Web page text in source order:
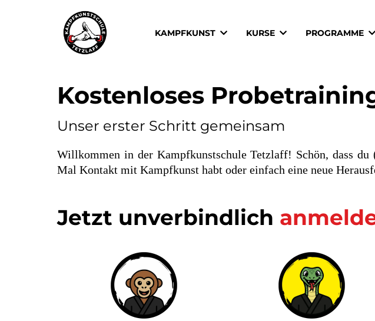
KAMPFKUNST KURSE PROGRAMME
Kostenloses
Unser erster Schritt gemeinsam
Willkommen in der Kampfkunstschule Tetzlaff! Schön, dass
Mal Kontakt mit Kampfkunst habt oder einfach eine neue
Jetzt unverbindlich